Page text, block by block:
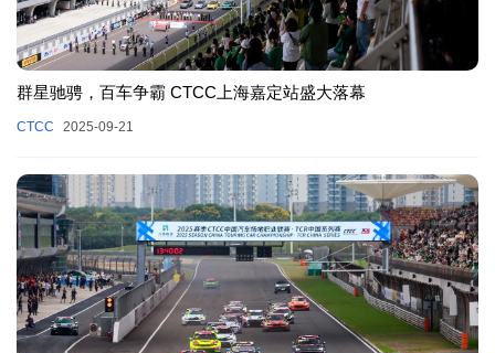
群星驰骋，百车争霸 CTCC上海嘉定站盛大落幕
CTCC 2025-09-21